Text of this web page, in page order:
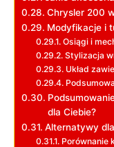
Chrysler 200
Modyfikacje i
Osiągi i
Stylizacja
Układ
dla Ciebie?
Alternatywy
Porównanie